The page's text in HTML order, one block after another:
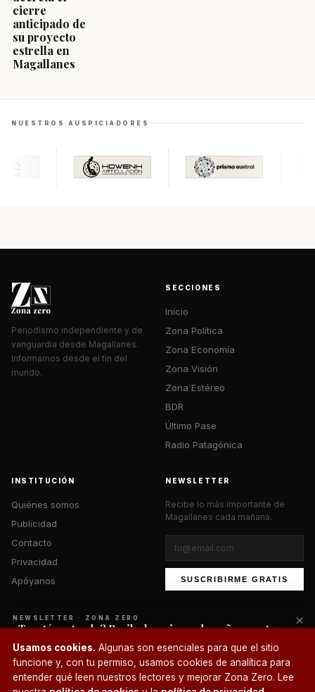
cierre
anticipado de
su proyecto
estrella en
Magallanes
NUESTROS AUSPICIADORES
Periodismo independiente y de
vanguardia desde Magallanes.
Informamos desde el fin del
mundo.
SECCIONES
Inicio
Zona Política
Zona Economía
Zona Visión
Zona Estéreo
BDR
Último Pase
Radio Patagónica
INSTITUCIÓN
Quiénes somos
Publicidad
Contacto
Privacidad
Apóyanos
NEWSLETTER
Recibe lo más importante de
Magallanes cada mañana.
SUSCRIBIRME GRATIS
© 2026 Zona Zero Media. Todos los derechos reservados.
Usamos cookies. Algunas son esenciales para que el sitio
funcione y, con tu permiso, usamos cookies de analítica para
entender qué leen nuestros lectores y mejorar Zona Zero. Lee
¿Un café?
NEWSLETTER · ZONA ZERO
¿Te está gustando? Recibe lo mejor cada mañana en tu
correo.
SUSCRIBIRME
×